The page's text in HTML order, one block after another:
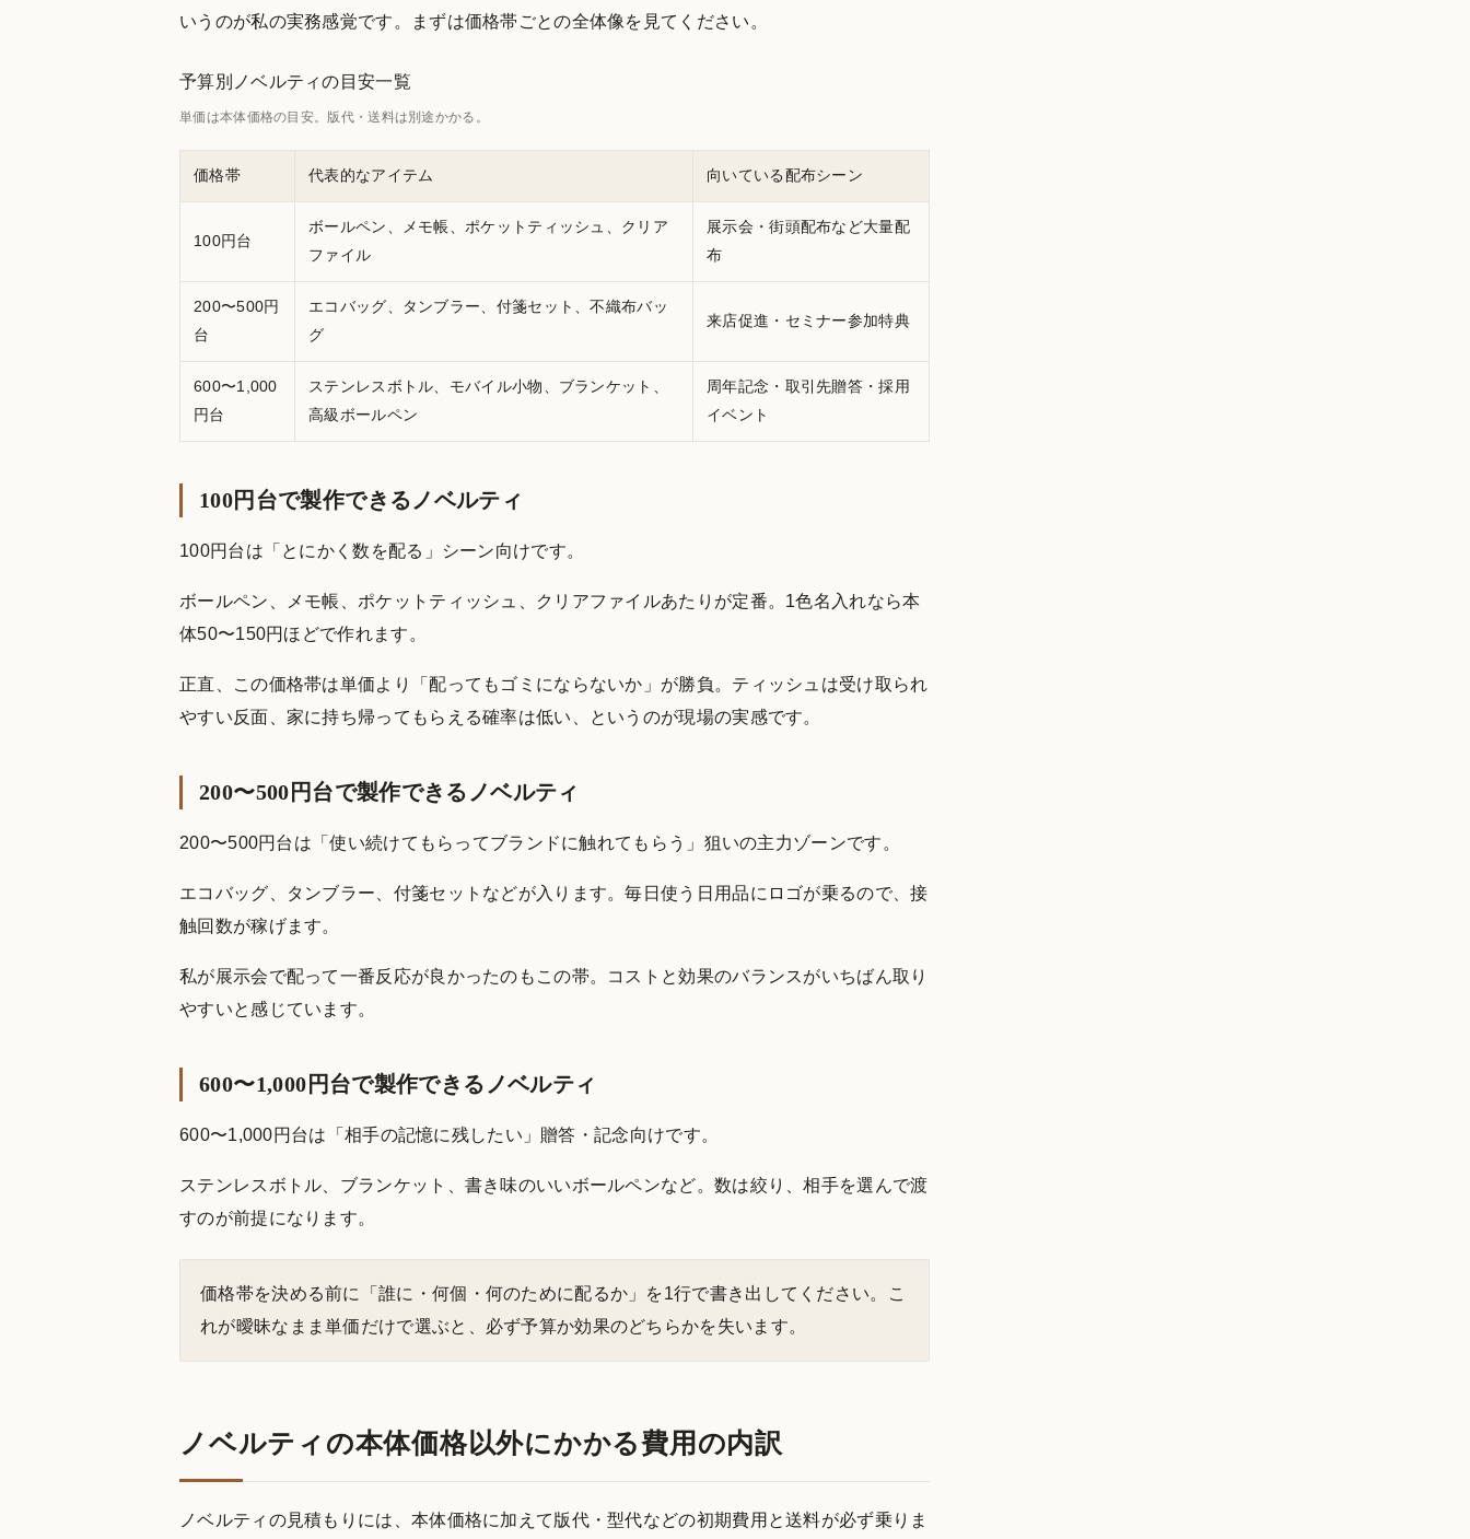
いうのが私の実務感覚です。まずは価格帯ごとの全体像を見てください。
予算別ノベルティの目安一覧
単価は本体価格の目安。版代・送料は別途かかる。
価格帯 代表的なアイテム 向いている配布シーン
100円台
ボールペン、メモ帳、ポケットティッシュ、クリア
ファイル
展示会・街頭配布など大量配
布
200〜500円
台
エコバッグ、タンブラー、付箋セット、不織布バッ
グ
来店促進・セミナー参加特典
600〜1,000
円台
ステンレスボトル、モバイル小物、ブランケット、
高級ボールペン
周年記念・取引先贈答・採用
イベント
100円台で製作できるノベルティ
100円台は「とにかく数を配る」シーン向けです。
ボールペン、メモ帳、ポケットティッシュ、クリアファイルあたりが定番。1色名入れなら本
体50〜150円ほどで作れます。
正直、この価格帯は単価より「配ってもゴミにならないか」が勝負。ティッシュは受け取られ
やすい反面、家に持ち帰ってもらえる確率は低い、というのが現場の実感です。
200〜500円台で製作できるノベルティ
200〜500円台は「使い続けてもらってブランドに触れてもらう」狙いの主力ゾーンです。
エコバッグ、タンブラー、付箋セットなどが入ります。毎日使う日用品にロゴが乗るので、接
触回数が稼げます。
私が展示会で配って一番反応が良かったのもこの帯。コストと効果のバランスがいちばん取り
やすいと感じています。
600〜1,000円台で製作できるノベルティ
600〜1,000円台は「相手の記憶に残したい」贈答・記念向けです。
ステンレスボトル、ブランケット、書き味のいいボールペンなど。数は絞り、相手を選んで渡
すのが前提になります。
価格帯を決める前に「誰に・何個・何のために配るか」を1行で書き出してください。こ
れが曖昧なまま単価だけで選ぶと、必ず予算か効果のどちらかを失います。
ノベルティの本体価格以外にかかる費用の内訳
ノベルティの見積もりには、本体価格に加えて版代・型代などの初期費用と送料が必ず乗りま